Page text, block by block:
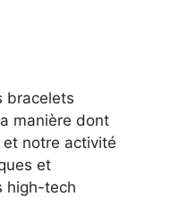
bracelets
manière dont
notre activité
et
high-tech